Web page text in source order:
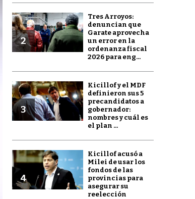
2
Tres Arroyos:
denuncian que
Garate aprovecha
un error en la
ordenanza fiscal
2026 para eng...
3
Kicillof y el MDF
definieron sus 5
precandidatos a
gobernador:
nombres y cuál es
el plan ...
4
Kicillof acusó a
Milei de usar los
fondos de las
provincias para
asegurar su
reelección